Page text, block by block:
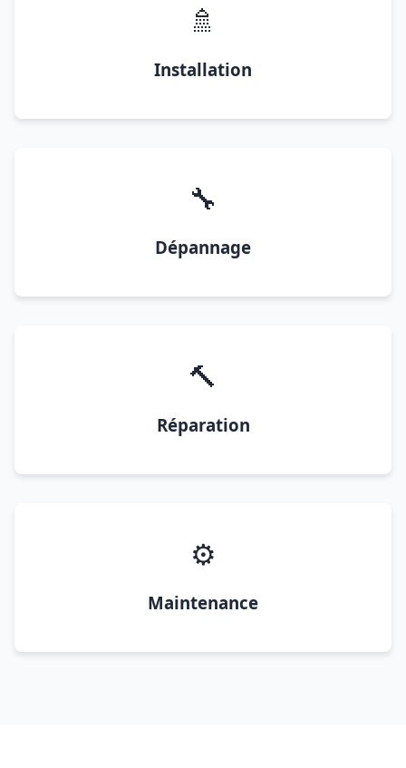
🚿
Installation
🔧
Dépannage
🔨
Réparation
⚙️
Maintenance